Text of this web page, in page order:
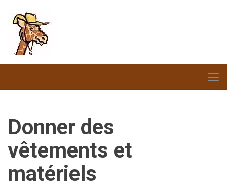
Donner des
vêtements et
matériels